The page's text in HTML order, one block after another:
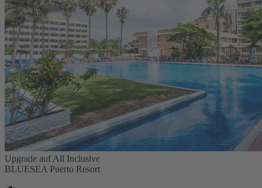
Upgrade auf All Inclusive
BLUESEA Puerto Resort